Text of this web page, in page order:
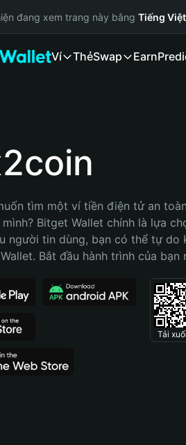
đang xem trang này bằng Tiếng Việt
Ví ThẻSwap Earn
tìm một ví tiền điện tử an
Bitget Wallet chính là lựa
người tin dùng, bạn có thể tự do
Bắt đầu hành trình của bạn
Tải